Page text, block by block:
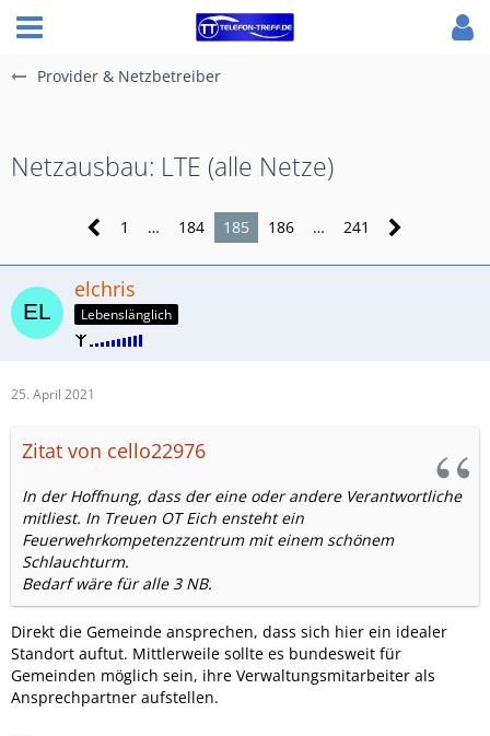
Provider & Netzbetreiber
Netzausbau: LTE (alle Netze)
1 … 184 185 186 … 241
elchris
Lebenslänglich
25. April 2021
Zitat von cello22976
In der Hoffnung, dass der eine oder andere Verantwortliche
mitliest. In Treuen OT Eich ensteht ein
Feuerwehrkompetenzzentrum mit einem schönem
Schlauchturm.
Bedarf wäre für alle 3 NB.
Direkt die Gemeinde ansprechen, dass sich hier ein idealer
Standort auftut. Mittlerweile sollte es bundesweit für
Gemeinden möglich sein, ihre Verwaltungsmitarbeiter als
Ansprechpartner aufstellen.